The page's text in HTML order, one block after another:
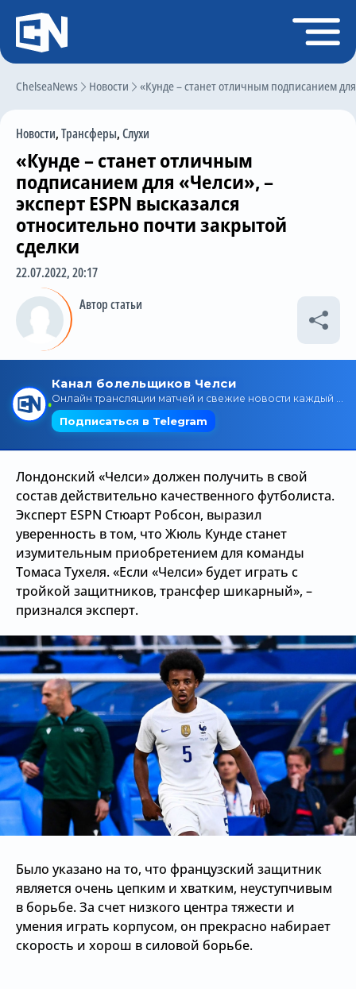
ChelseaNews Новости «Кунде – станет отличным подписанием
Новости,Трансферы,Слухи
«Кунде – станет отличным
подписанием для «Челси», –
эксперт ESPN высказался
относительно почти закрытой
сделки
22.07.2022, 20:17
Автор статьи
Лондонский «Челси» должен получить в свой
состав действительно качественного футболиста.
Эксперт ESPN Стюарт Робсон, выразил
уверенность в том, что Жюль Кунде станет
изумительным приобретением для команды
Томаса Тухеля. «Если «Челси» будет играть с
тройкой защитников, трансфер шикарный», –
признался эксперт.
Было указано на то, что французский защитник
является очень цепким и хватким, неуступчивым
в борьбе. За счет низкого центра тяжести и
умения играть корпусом, он прекрасно набирает
скорость и хорош в силовой борьбе.
Регистрация
Главная
Чат
Трансферы
Слухи
История Челси
Статистика
Календарь игр
Состав команды
Поиск по сайту
Трансляции
О сайте
Контакты